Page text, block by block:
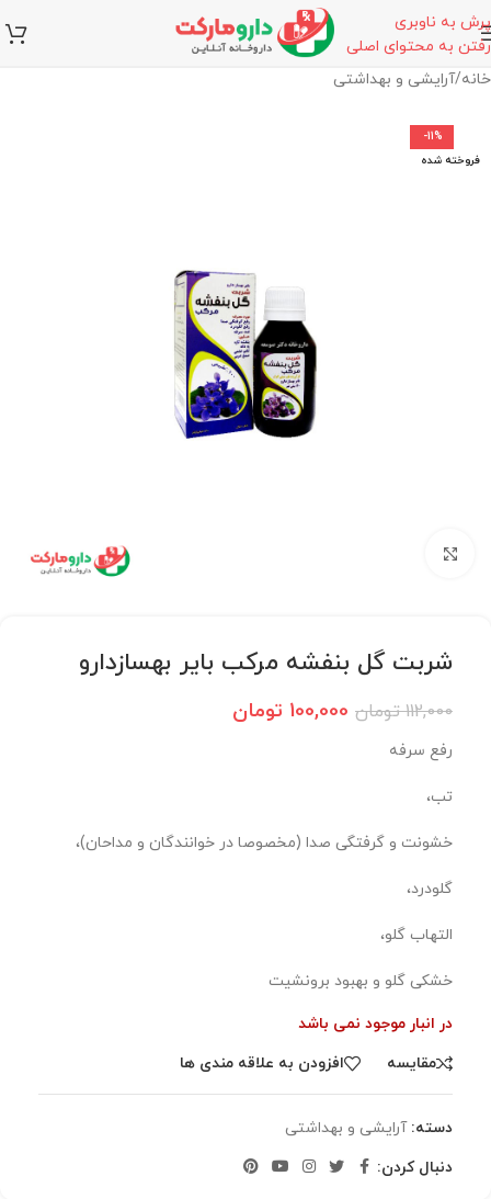
پرش به ناوبری
رفتن به محتوای اصلی
خانه/آرایشی و بهداشتی
-11%
فروخته شده
شربت گل بنفشه مرکب بایر بهسازدارو
112,000 تومان 100,000 تومان
رفع سرفه
تب،
خشونت و گرفتگی صدا (مخصوصا در خوانندگان و مداحان)،
گلودرد،
التهاب گلو،
خشکی گلو و بهبود برونشیت
در انبار موجود نمی باشد
مقایسه
افزودن به علاقه مندی ها
دسته: آرایشی و بهداشتی
دنبال کردن: